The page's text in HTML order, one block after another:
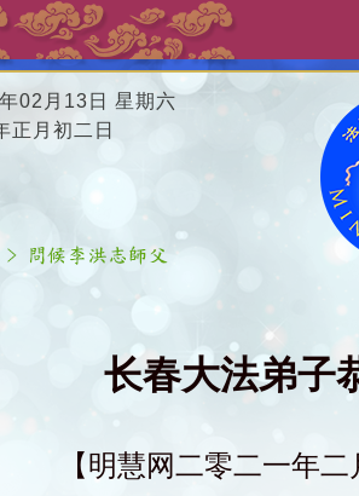
02月13日 星期六
正月初二日
长春大法弟子
【明慧网二零二一年